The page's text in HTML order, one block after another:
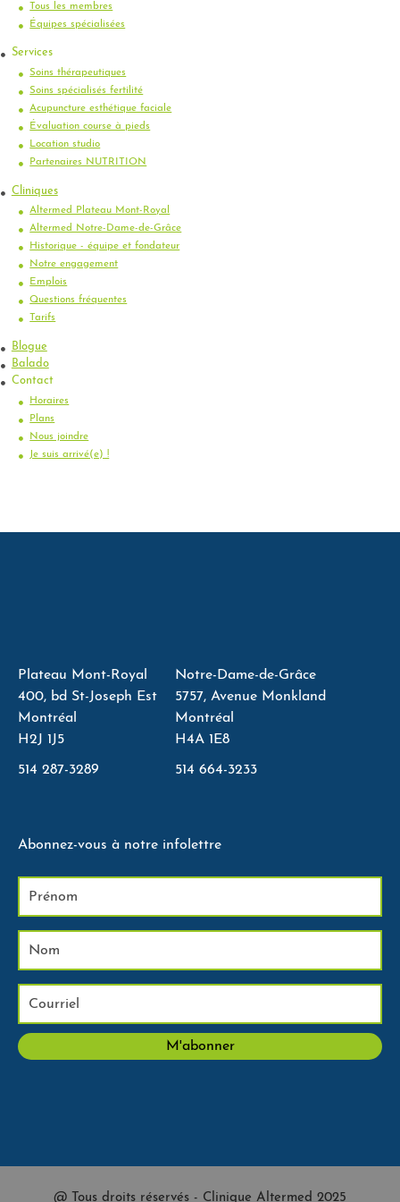
Tous les membres
Équipes spécialisées
Services
Soins thérapeutiques
Soins spécialisés fertilité
Acupuncture esthétique faciale
Évaluation course à pieds
Location studio
Partenaires NUTRITION
Cliniques
Altermed Plateau Mont-Royal
Altermed Notre-Dame-de-Grâce
Historique - équipe et fondateur
Notre engagement
Emplois
Questions fréquentes
Tarifs
Blogue
Balado
Contact
Horaires
Plans
Nous joindre
Je suis arrivé(e) !
Plateau Mont-Royal
400, bd St-Joseph Est
Montréal
H2J 1J5
514 287-3289
Notre-Dame-de-Grâce
5757, Avenue Monkland
Montréal
H4A 1E8
514 664-3233
Abonnez-vous à notre infolettre
@ Tous droits réservés - Clinique Altermed 2025